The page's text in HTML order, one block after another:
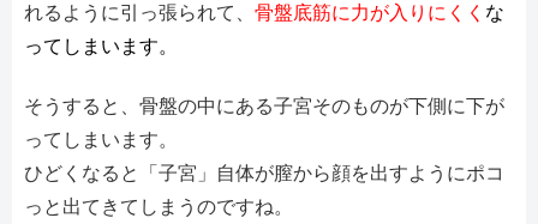
れるように引っ張られて、 骨盤底筋に力が入りにくく な
ってしまいます。
そうすると、骨盤の中にある子宮そのものが下側に下が
ってしまいます。
ひどくなると「子宮」自体が膣から顔を出すようにポコ
っと出てきてしまうのですね。